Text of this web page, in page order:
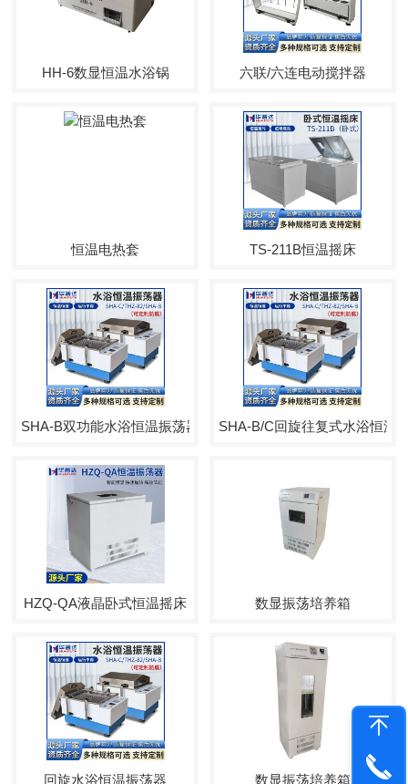
HH-6数显恒温水浴锅 六联/六连电动搅拌器
恒温电热套 TS-211B恒温摇床
SHA-B双功能水浴恒温振荡器（水浴摇床）SHA-B/C回旋往复式水浴恒温
HZQ-QA液晶卧式恒温摇床 数显振荡培养箱
回旋水浴恒温振荡器 数显振荡培养箱